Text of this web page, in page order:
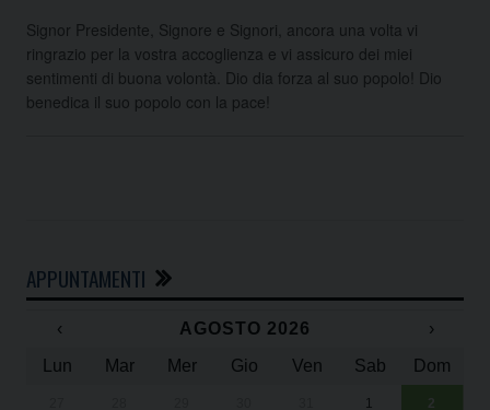
Signor Presidente, Signore e Signori, ancora una volta vi
ringrazio per la vostra accoglienza e vi assicuro dei miei
sentimenti di buona volontà. Dio dia forza al suo popolo! Dio
benedica il suo popolo con la pace!
APPUNTAMENTI
‹ AGOSTO 2026
›
Lun
Mar Mer Gio Ven Sab Dom
1 2